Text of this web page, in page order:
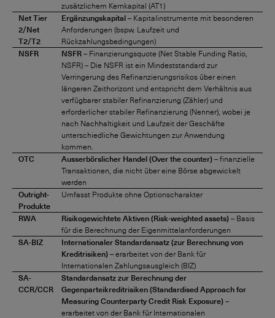
zusätzlichem Kernkapital (AT1)
Net Tier
2/Net
T2/T2
Ergänzungskapital– Kapitalinstrumente mit besonderen
Anforderungen (bspw. Laufzeit und
Rückzahlungsbedingungen)
NSFR
NSFR– Finanzierungsquote (Net Stable Funding Ratio,
NSFR) – Die NSFR ist ein Mindeststandard zur
Verringerung des Refinanzierungsrisikos über einen
längeren Zeithorizont und entspricht dem Verhältnis aus
verfügbarer stabiler Refinanzierung (Zähler) und
erforderlicher stabiler Refinanzierung (Nenner), wobei je
nach Nachhaltigkeit und Laufzeit der Geschäfte
unterschiedliche Gewichtungen zur Anwendung
kommen.
OTC
Ausserbörslicher Handel (Over the counter)– finanzielle
Transaktionen, die nicht über eine Börse abgewickelt
werden
Outright-
Produkte
Umfasst Produkte ohne Optionscharakter
RWA Risikogewichtete Aktiven (Risk-weighted assets)– Basis
für die Berechnung der Eigenmittelanforderungen
SA-BIZ
Internationaler Standardansatz (zur Berechnung von
Kreditrisiken)– erarbeitet von der Bank für
Internationalen Zahlungsausgleich (BIZ)
SA-
CCR/CCR
Standardansatz zur Berechnung der
Gegenparteikreditrisiken (Standardised Approach for
Measuring Counterparty Credit Risk Exposure)–
erarbeitet von der Bank für Internationalen